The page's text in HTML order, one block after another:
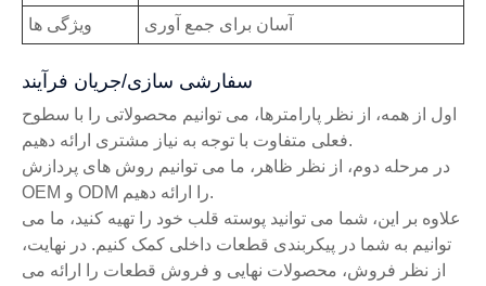
ویژگی ها آسان برای جمع آوری
سفارشی سازی/جریان فرآیند
اول از همه، از نظر پارامترها، می توانیم محصولاتی را با سطوح
فعلی متفاوت با توجه به نیاز مشتری ارائه دهیم.
در مرحله دوم، از نظر ظاهر، ما می توانیم روش های پردازش
OEM و ODM را ارائه دهیم.
علاوه بر این، شما می توانید پوسته قلب خود را تهیه کنید، ما می
توانیم به شما در پیکربندی قطعات داخلی کمک کنیم. در نهایت،
از نظر فروش، محصولات نهایی و فروش قطعات را ارائه می